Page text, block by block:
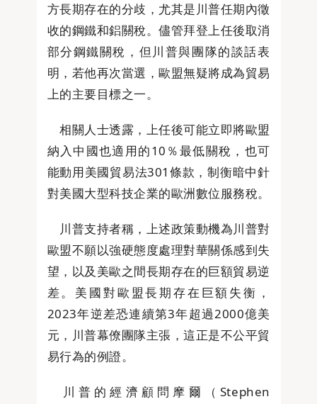
方長期存在的分歧，尤其是川普任期內徵
收的鋼鐵和鋁關稅。儘管拜登上任後取消
部分鋼鐵關稅，但川普與團隊的談話表
明，若他再次當選，歐盟無疑將成為貿易
上的主要目標之一。
相關人士透露，上任後可能立即將歐盟
納入中國也適用的10％最低關稅，也可
能動用美國貿易法301條款，制衡暗中針
對美國大型科技企業的歐洲數位服務稅。
川普支持者稱，上述政策動機為川普對
歐盟不願以強硬態度處理對華關係感到失
望，以及美歐之間長期存在的巨額貿易逆
差。美國對歐盟長期存在巨額失衡，
2023年逆差恐連續第3年超過2000億美
元，川普幕僚團隊主張，這正是不公平貿
易行為的例證。
川普的經濟顧問摩爾（Stephen